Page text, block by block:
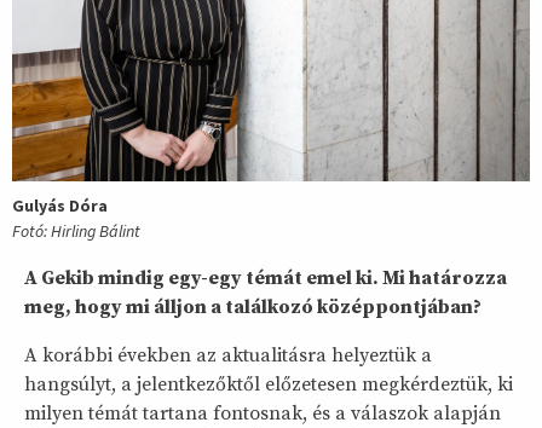
Gulyás Dóra
Fotó: Hirling Bálint
A Gekib mindig egy-egy témát emel ki. Mi határozza
meg, hogy mi álljon a találkozó középpontjában?
A korábbi években az aktualitásra helyeztük a
hangsúlyt, a jelentkezőktől előzetesen megkérdeztük, ki
milyen témát tartana fontosnak, és a válaszok alapján